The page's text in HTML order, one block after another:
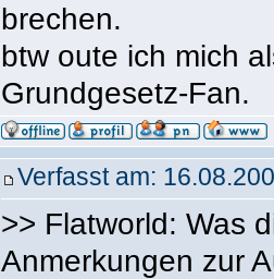
brechen.
btw oute ich mich
Grundgesetz-Fan.
Verfasst am:
>> Flatworld: Was
Anmerkungen zur